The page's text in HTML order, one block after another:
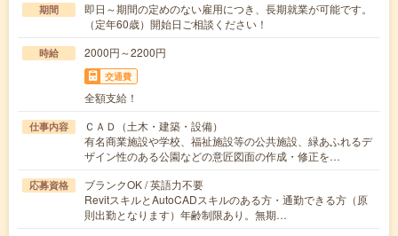
期間
即日～期間の定めのない雇用につき、長期就業が可能です。
（定年60歳）開始日ご相談ください！
時給 2000円～2200円
交通費
全額支給！
仕事内容
ＣＡＤ（土木・建築・設備）
有名商業施設や学校、福祉施設等の公共施設、緑あふれるデ
ザイン性のある公園などの意匠図面の作成・修正を…
応募資格
ブランクOK / 英語力不要
RevitスキルとAutoCADスキルのある方・通勤できる方（原
則出勤となります）年齢制限あり。無期…